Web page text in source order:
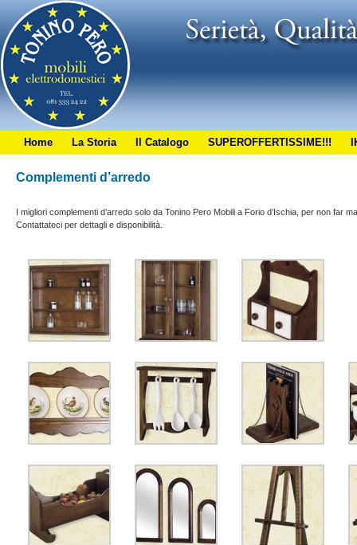
Home La Storia Il Catalogo SUPEROFFERTISSIME!!!
Complementi d’arredo
I migliori complementi d’arredo solo da Tonino Pero Mobili a Forio d’Ischia, per non far
Contattateci per dettagli e disponibilità.